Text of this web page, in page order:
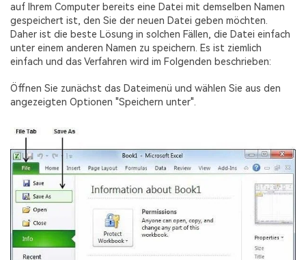
auf Ihrem Computer bereits eine Datei mit demselben Namen
gespeichert ist, den Sie der neuen Datei geben möchten.
Daher ist die beste Lösung in solchen Fällen, die Datei einfach
unter einem anderen Namen zu speichern. Es ist ziemlich
einfach und das Verfahren wird im Folgenden beschrieben:
Öffnen Sie zunächst das Dateimenü und wählen Sie aus den
angezeigten Optionen "Speichern unter".